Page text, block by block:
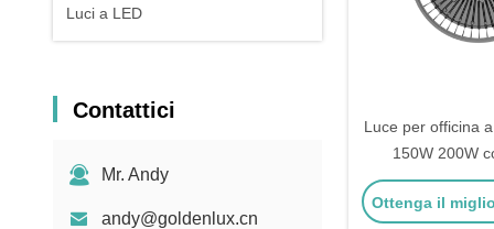
Luci a LED
Contattici
Mr. Andy
andy@goldenlux.cn
Luce per officina
150W 200W
efficienza
Ottenga il